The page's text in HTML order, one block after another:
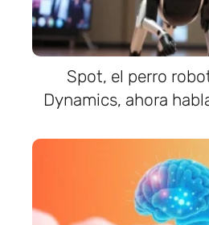
Spot, el perro
Dynamics, ahora